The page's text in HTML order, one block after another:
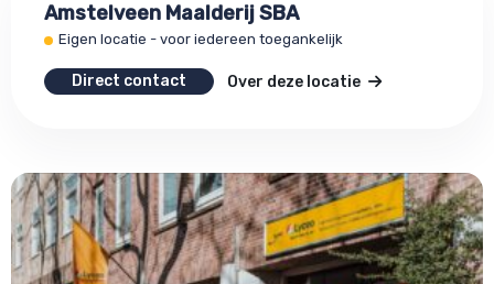
Amstelveen Maalderij SBA
Eigen locatie - voor iedereen toegankelijk
Direct contact Over deze locatie